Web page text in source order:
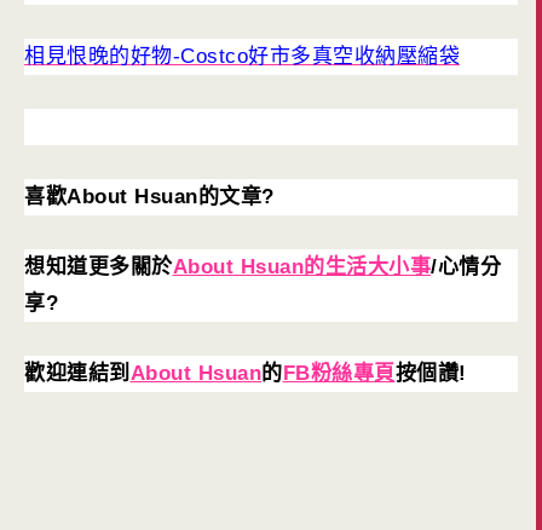
相見恨晚的好物-Costco好市多真空收納壓縮袋
喜歡About Hsuan的文章?
想知道更多關於About Hsuan的生活大小事/心情分
享?
歡迎連結到About Hsuan的 FB粉絲專頁按個讚!